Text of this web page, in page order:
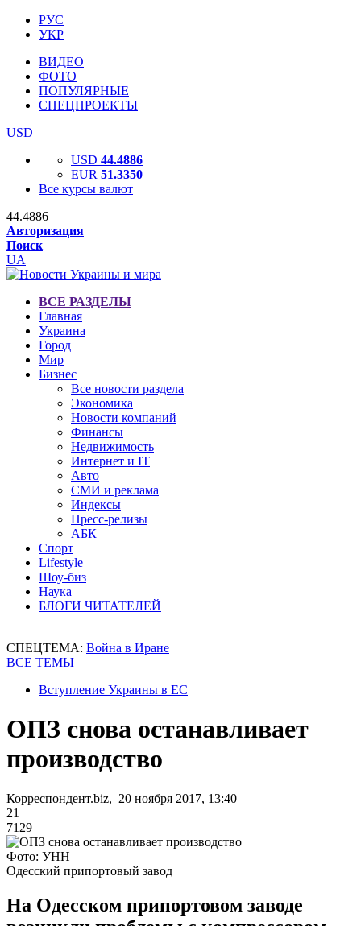
РУС
УКР
ВИДЕО
ФОТО
ПОПУЛЯРНЫЕ
СПЕЦПРОЕКТЫ
USD
USD 44.4886
EUR 51.3350
Все курсы валют
44.4886
Авторизация
Поиск
UA
ВСЕ РАЗДЕЛЫ
Главная
Украина
Город
Мир
Бизнес
Все новости раздела
Экономика
Новости компаний
Финансы
Недвижимость
Интернет и IT
Авто
СМИ и реклама
Индексы
Пресс-релизы
АБК
Спорт
Lifestyle
Шоу-биз
Наука
БЛОГИ ЧИТАТЕЛЕЙ
СПЕЦТЕМА: Война в Иране
ВСЕ ТЕМЫ
Вступление Украины в ЕС
ОПЗ снова останавливает
производство
Корреспондент.biz, 20 ноября 2017, 13:40
21
7129
Фото: УНН
Одесский припортовый завод
На Одесском припортовом заводе